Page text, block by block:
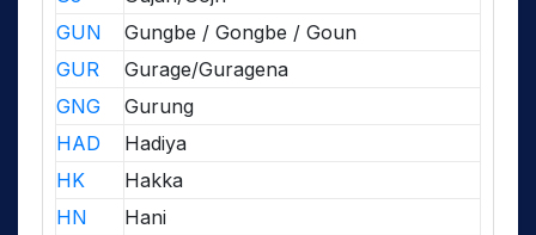
GUN
Gungbe / Gongbe / Goun
GUR
Gurage/Guragena
GNG
Gurung
HAD
Hadiya
HK
Hakka
HN
Hani